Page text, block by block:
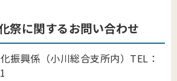
祭に関するお問い合わせ
振興係（小川総合支所内）TEL：